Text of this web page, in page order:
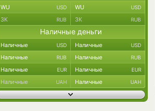
WU USD WU USD
ЗК RUB ЗК RUB
Наличные деньги
Наличные USD Наличные USD
Наличные RUB Наличные RUB
Наличные EUR Наличные EUR
Наличные UAH Наличные UAH